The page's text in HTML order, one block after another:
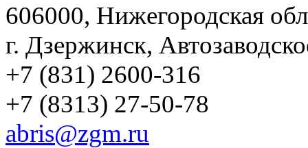
606000, Нижегородская
г. Дзержинск,
+7 (831) 2600-316
+7 (8313) 27-50-78
abris@zgm.ru